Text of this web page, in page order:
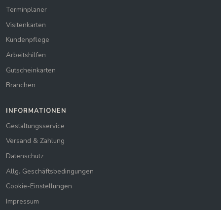
Terminplaner
Visitenkarten
Kundenpflege
Arbeitshilfen
Gutscheinkarten
Branchen
INFORMATIONEN
Gestaltungsservice
Versand & Zahlung
Datenschutz
Allg. Geschäftsbedingungen
Cookie-Einstellungen
Impressum